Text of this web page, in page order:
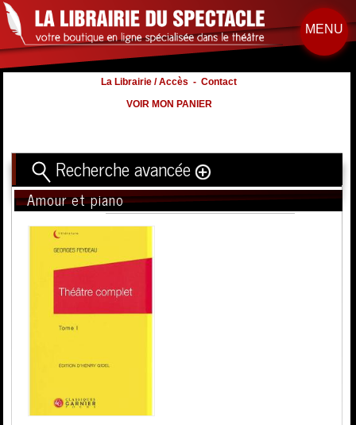
MENU
La Librairie / Accès -Contact
VOIR MON PANIER
Recherche avancée
Titre
Distribution:
Nb. d'hommes :
Nb. Femmes
Amour et piano